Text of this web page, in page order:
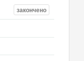
закончено